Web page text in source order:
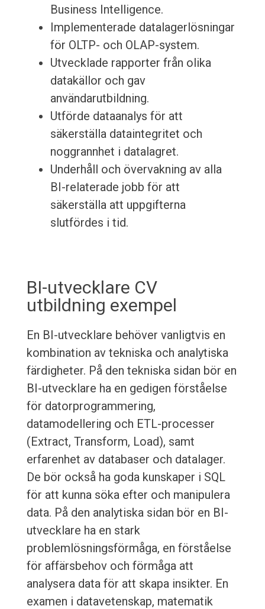
Business Intelligence.
Implementerade datalagerlösningar
för OLTP- och OLAP-system.
Utvecklade rapporter från olika
datakällor och gav
användarutbildning.
Utförde dataanalys för att
säkerställa dataintegritet och
noggrannhet i datalagret.
Underhåll och övervakning av alla
BI-relaterade jobb för att
säkerställa att uppgifterna
slutfördes i tid.
BI-utvecklare CV
utbildning exempel
En BI-utvecklare behöver vanligtvis en
kombination av tekniska och analytiska
färdigheter. På den tekniska sidan bör en
BI-utvecklare ha en gedigen förståelse
för datorprogrammering,
datamodellering och ETL-processer
(Extract, Transform, Load), samt
erfarenhet av databaser och datalager.
De bör också ha goda kunskaper i SQL
för att kunna söka efter och manipulera
data. På den analytiska sidan bör en BI-
utvecklare ha en stark
problemlösningsförmåga, en förståelse
för affärsbehov och förmåga att
analysera data för att skapa insikter. En
examen i datavetenskap, matematik